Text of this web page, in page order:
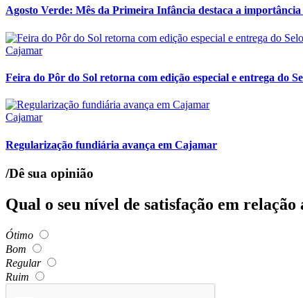
Agosto Verde: Mês da Primeira Infância destaca a importância
Cajamar
Feira do Pôr do Sol retorna com edição especial e entrega do
Cajamar
Regularização fundiária avança em Cajamar
/Dê sua opinião
Qual o seu nível de satisfação em
Ótimo
Bom
Regular
Ruim